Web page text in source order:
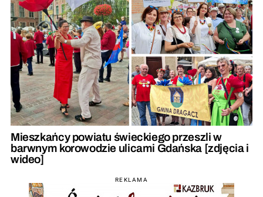
Mieszkańcy powiatu świeckiego przeszli w
barwnym korowodzie ulicami Gdańska [zdjęcia i
wideo]
REKLAMA